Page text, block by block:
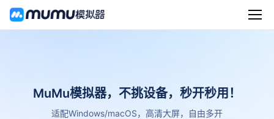
MuMu模拟器，不挑设备，秒开秒用！
适配Windows/macOS，高清大屏，自由多开